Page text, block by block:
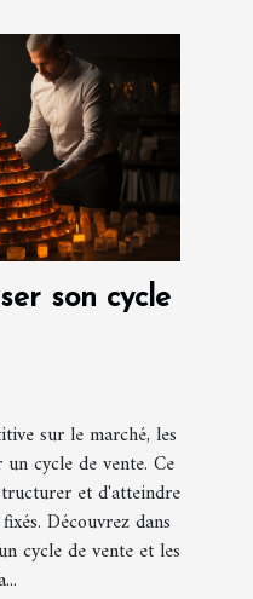
son cycle
sur le marché, les
cycle de vente. Ce
et d'atteindre
Découvrez dans
cycle de vente et les